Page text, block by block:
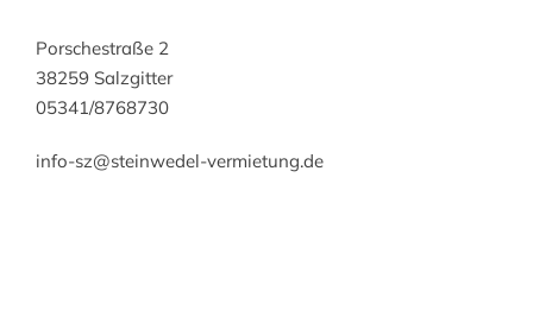
Porschestraße 2
38259 Salzgitter
05341/8768730
info-sz@steinwedel-vermietung.de